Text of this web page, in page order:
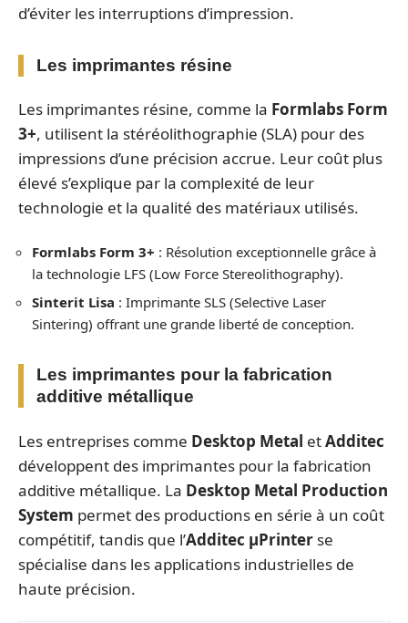
d’éviter les interruptions d’impression.
Les imprimantes résine
Les imprimantes résine, comme la Formlabs Form
3+, utilisent la stéréolithographie (SLA) pour des
impressions d’une précision accrue. Leur coût plus
élevé s’explique par la complexité de leur
technologie et la qualité des matériaux utilisés.
Formlabs Form 3+ : Résolution exceptionnelle grâce à
la technologie LFS (Low Force Stereolithography).
Sinterit Lisa : Imprimante SLS (Selective Laser
Sintering) offrant une grande liberté de conception.
Les imprimantes pour la fabrication
additive métallique
Les entreprises comme Desktop Metal etAdditec
développent des imprimantes pour la fabrication
additive métallique. La Desktop Metal Production
System permet des productions en série à un coût
compétitif, tandis que l’Additec μPrinter se
spécialise dans les applications industrielles de
haute précision.